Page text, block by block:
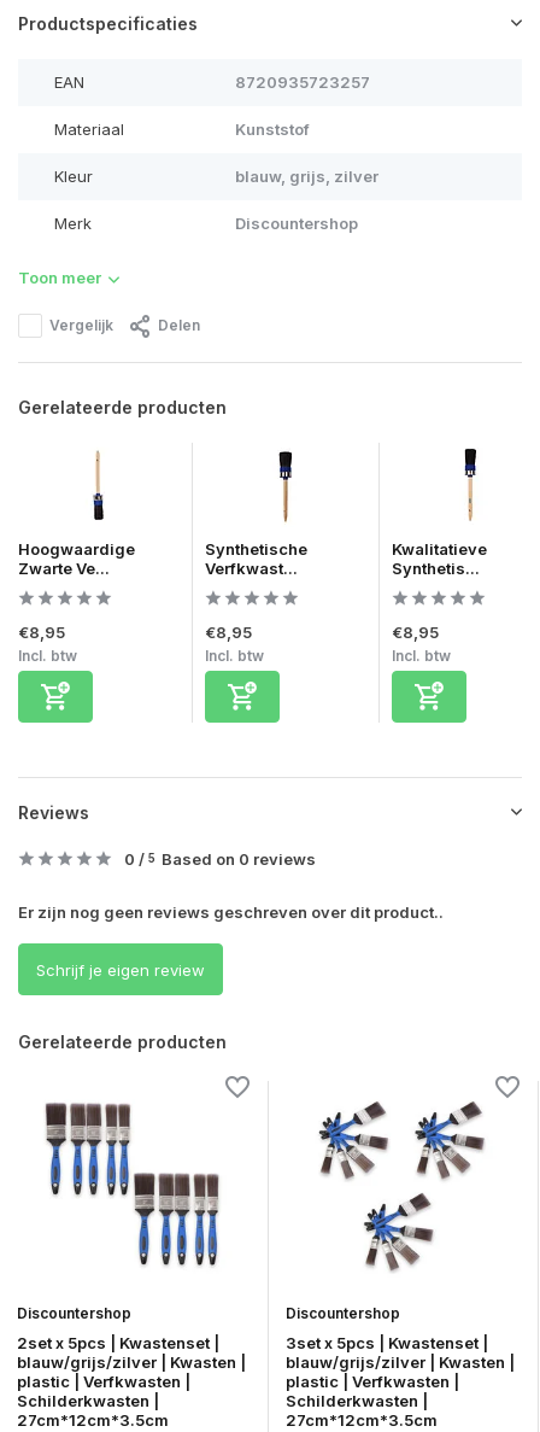
Productspecificaties
EAN 8720935723257
Materiaal Kunststof
Kleur blauw, grijs, zilver
Merk Discountershop
Toon meer
Vergelijk Delen
Gerelateerde producten
Hoogwaardige
Zwarte Ve...
€8,95
Incl. btw
Synthetische
Verfkwast...
€8,95
Incl. btw
Kwalitatieve
Synthetis...
€8,95
Incl. btw
Reviews
0 / 5 Based on 0 reviews
Er zijn nog geen reviews geschreven over dit product..
Schrijf je eigen review
Gerelateerde producten
Discountershop
2set x 5pcs | Kwastenset |
blauw/grijs/zilver | Kwasten |
plastic | Verfkwasten |
Schilderkwasten |
27cm*12cm*3.5cm
Discountershop
3set x 5pcs | Kwastenset |
blauw/grijs/zilver | Kwasten |
plastic | Verfkwasten |
Schilderkwasten |
27cm*12cm*3.5cm